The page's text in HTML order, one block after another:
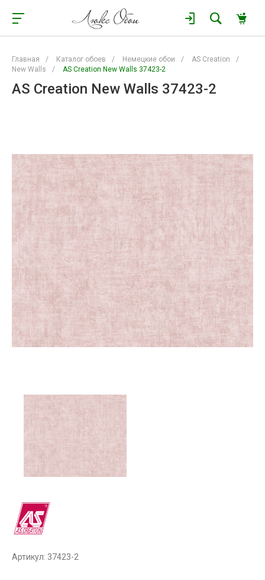
Главная / Каталог обоев / Немецкие обои / AS Creation
/
New Walls
/ AS Creation New Walls 37423-2
AS Creation New Walls 37423-2
Артикул: 37423-2